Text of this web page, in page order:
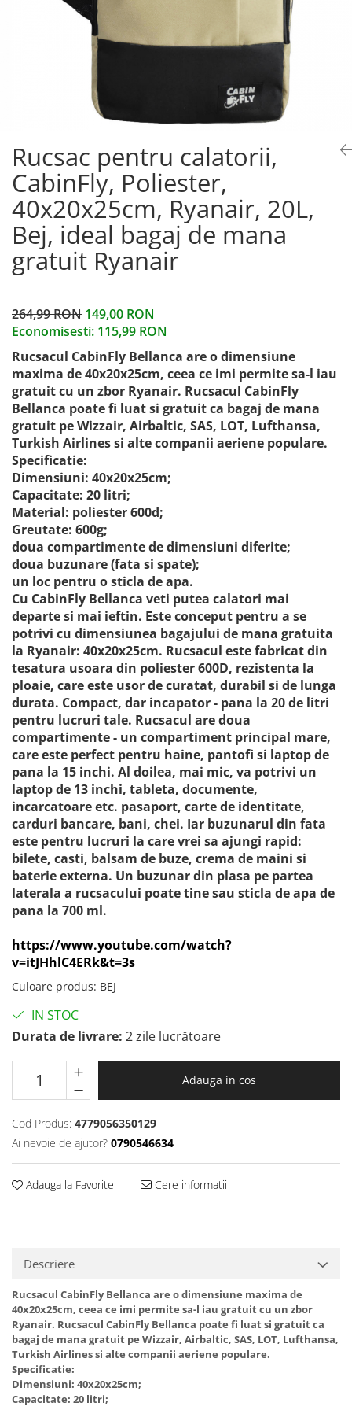
Rucsac pentru calatorii,
CabinFly, Poliester,
40x20x25cm, Ryanair, 20L,
Bej, ideal bagaj de mana
gratuit Ryanair
264,99 RON 149,00 RON
Economisesti: 115,99 RON
Rucsacul CabinFly Bellanca are o dimensiune
maxima de 40x20x25cm, ceea ce imi permite sa-l iau
gratuit cu un zbor Ryanair. Rucsacul CabinFly
Bellanca poate fi luat si gratuit ca bagaj de mana
gratuit pe Wizzair, Airbaltic, SAS, LOT, Lufthansa,
Turkish Airlines si alte companii aeriene populare.
Specificatie:
Dimensiuni: 40x20x25cm;
Capacitate: 20 litri;
Material: poliester 600d;
Greutate: 600g;
doua compartimente de dimensiuni diferite;
doua buzunare (fata si spate);
un loc pentru o sticla de apa.
Cu CabinFly Bellanca veti putea calatori mai
departe si mai ieftin. Este conceput pentru a se
potrivi cu dimensiunea bagajului de mana gratuita
la Ryanair: 40x20x25cm. Rucsacul este fabricat din
tesatura usoara din poliester 600D, rezistenta la
ploaie, care este usor de curatat, durabil si de lunga
durata. Compact, dar incapator - pana la 20 de litri
pentru lucruri tale. Rucsacul are doua
compartimente - un compartiment principal mare,
care este perfect pentru haine, pantofi si laptop de
pana la 15 inchi. Al doilea, mai mic, va potrivi un
laptop de 13 inchi, tableta, documente,
incarcatoare etc. pasaport, carte de identitate,
carduri bancare, bani, chei. Iar buzunarul din fata
este pentru lucruri la care vrei sa ajungi rapid:
bilete, casti, balsam de buze, crema de maini si
baterie externa. Un buzunar din plasa pe partea
laterala a rucsacului poate tine sau sticla de apa de
pana la 700 ml.
https://www.youtube.com/watch?
v=itJHhlC4ERk&t=3s
Culoare produs: BEJ
IN STOC
Durata de livrare: 2 zile lucrătoare
Adauga in cos
Cod Produs: 4779056350129
Ai nevoie de ajutor? 0790546634
Adauga la Favorite Cere informatii
Descriere
Rucsacul CabinFly Bellanca are o dimensiune maxima de
40x20x25cm, ceea ce imi permite sa-l iau gratuit cu un zbor
Ryanair. Rucsacul CabinFly Bellanca poate fi luat si gratuit ca
bagaj de mana gratuit pe Wizzair, Airbaltic, SAS, LOT, Lufthansa,
Turkish Airlines si alte companii aeriene populare.
Specificatie:
Dimensiuni: 40x20x25cm;
Capacitate: 20 litri;